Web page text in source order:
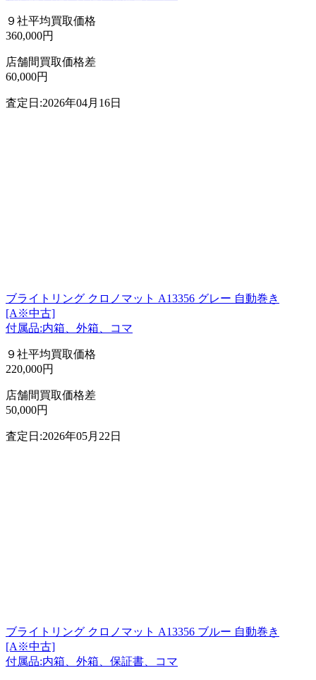
９社平均買取価格
360,000円
店舗間買取価格差
60,000円
査定日:2026年04月16日
ブライトリング クロノマット A13356 グレー 自動巻き
[A※中古]
付属品:内箱、外箱、コマ
９社平均買取価格
220,000円
店舗間買取価格差
50,000円
査定日:2026年05月22日
ブライトリング クロノマット A13356 ブルー 自動巻き
[A※中古]
付属品:内箱、外箱、保証書、コマ